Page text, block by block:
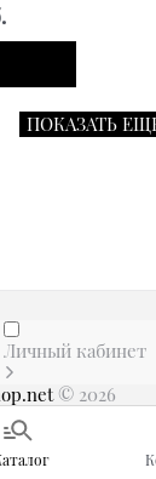
ПОКАЗАТЬ
Личный кабинет
© 2026